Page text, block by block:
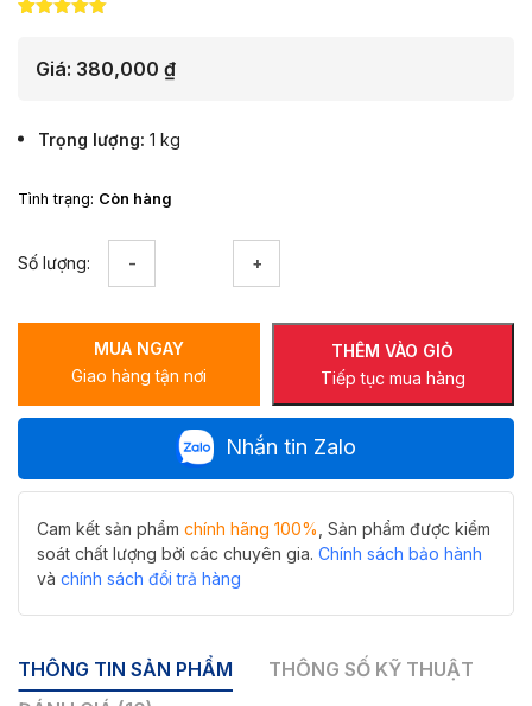
đánh giá
Giá: 380,000 ₫
Trọng lượng 1 kg
Tình trạng: Còn hàng
Số lượng:
3062C
số
lượng
THÊM VÀO GIỎ
Tiếp tục mua hàng
MUA NGAY
Giao hàng tận nơi
Nhắn tin Zalo
Cam kết sản phẩm chính hãng 100% , Sản phẩm được kiểm
soát chất lượng bởi các chuyên gia. Chính sách bảo hành
và chính sách đổi trả hàng
THÔNG TIN SẢN PHẨM
THÔNG SỐ KỸ THUẬT